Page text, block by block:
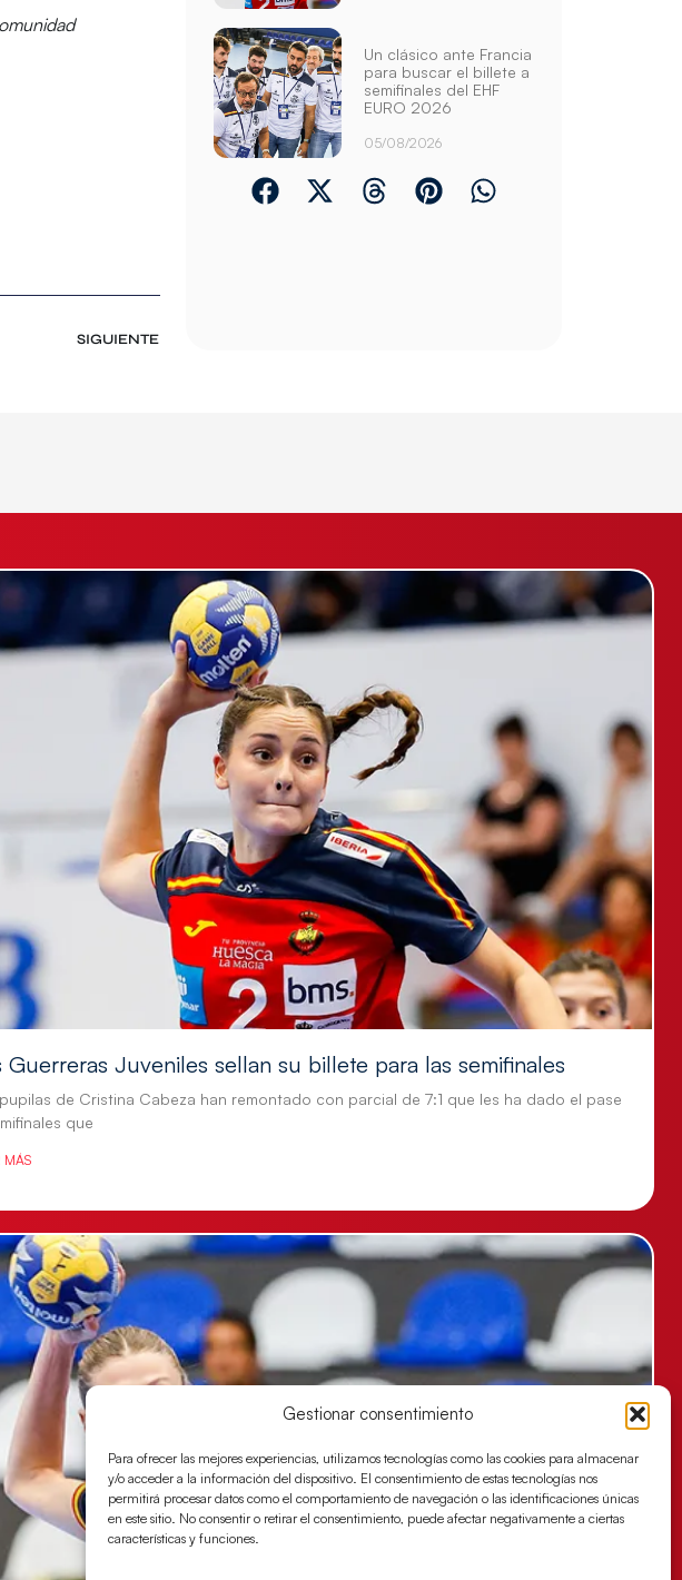
Gestionar consentimiento
Para ofrecer las mejores experiencias, utilizamos tecnologías como las cookies para almacenar
y/o acceder a la información del dispositivo. El consentimiento de estas tecnologías nos
permitirá procesar datos como el comportamiento de navegación o las identificaciones únicas
en este sitio. No consentir o retirar el consentimiento, puede afectar negativamente a ciertas
características y funciones.
SIGUIENTE
Un clásico ante Francia
para buscar el billete a
semifinales del EHF
EURO 2026
05/08/2026
Guerreras Juveniles sellan su billete para las semifinales
de Cristina Cabeza han remontado con parcial de 7:1 que les ha dado el pase
que
MÁS